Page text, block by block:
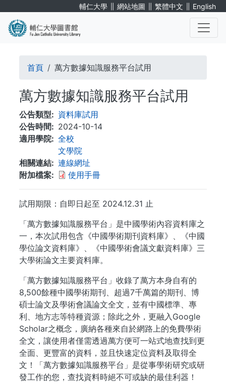
輔仁大學 ∥ 網站地圖 ∥ 繁體中文 ∥ English
導
航
連
結
首頁 萬方數據知識服務平台試用
萬方數據知識服務平台試用
公告類型
資料庫試用
公告時間
2024-10-14
適用學院
全校
文學院
相關連結
連線網址
附加檔案
使用手冊
試用期限：自即日起至 2024.12.31 止
「萬方數據知識服務平台」是中國學術內容資料庫之
一，本次試用包含《中國學術期刊資料庫》、《中國
學位論文資料庫》、《中國學術會議文獻資料庫》三
大學術論文主要資料庫。
「萬方數據知識服務平台」收錄了萬方本身自有的
8,500餘種中國學術期刊、超過7千萬篇的期刊、博
碩士論文及學術會議論文全文，並有中國標準、專
利、地方志等特種資源；除此之外，更融入Google
Scholar之概念，廣納各種來自於網路上的免費學術
全文，讓使用者僅需透過萬方便可一站式地查找到更
全面、更豐富的資料，並且快速定位資料及取得全
文！「萬方數據知識服務平台」是從事學術研究或研
發工作的您，查找資料時絕不可或缺的最佳利器！